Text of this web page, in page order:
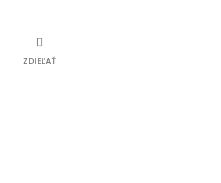
ZDIEĽAŤ